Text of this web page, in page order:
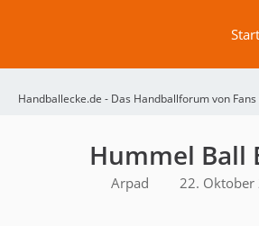
Handballecke.de - Das Handballforum von Fans
Hummel Ball
Arpad 22.